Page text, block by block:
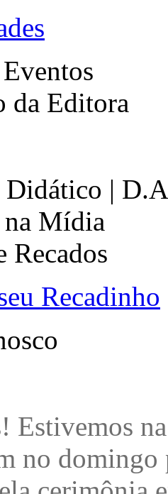
Editora
|
Mídia
Recadinho
é a minha
e por